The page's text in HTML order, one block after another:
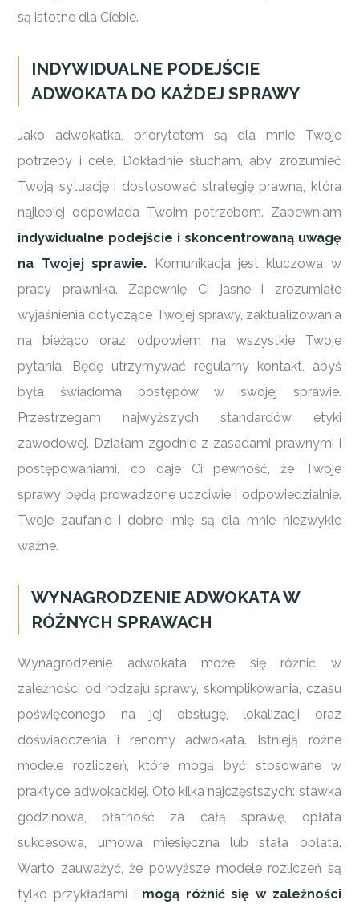
są istotne dla Ciebie.
INDYWIDUALNE PODEJŚCIE
ADWOKATA DO KAŻDEJ SPRAWY
Jako adwokatka, priorytetem są dla mnie Twoje
potrzeby i cele. Dokładnie słucham, aby zrozumieć
Twoją sytuację i dostosować strategię prawną, która
najlepiej odpowiada Twoim potrzebom. Zapewniam
indywidualne podejście i skoncentrowaną uwagę
na Twojej sprawie. Komunikacja jest kluczowa w
pracy prawnika. Zapewnię Ci jasne i zrozumiałe
wyjaśnienia dotyczące Twojej sprawy, zaktualizowania
na bieżąco oraz odpowiem na wszystkie Twoje
pytania. Będę utrzymywać regularny kontakt, abyś
była świadoma postępów w swojej sprawie.
Przestrzegam najwyższych standardów etyki
zawodowej. Działam zgodnie z zasadami prawnymi i
postępowaniami, co daje Ci pewność, że Twoje
sprawy będą prowadzone uczciwie i odpowiedzialnie.
Twoje zaufanie i dobre imię są dla mnie niezwykle
ważne.
WYNAGRODZENIE ADWOKATA W
RÓŻNYCH SPRAWACH
Wynagrodzenie adwokata może się różnić w
zależności od rodzaju sprawy, skomplikowania, czasu
poświęconego na jej obsługę, lokalizacji oraz
doświadczenia i renomy adwokata. Istnieją różne
modele rozliczeń, które mogą być stosowane w
praktyce adwokackiej. Oto kilka najczęstszych: stawka
godzinowa, płatność za całą sprawę, opłata
sukcesowa, umowa miesięczna lub stała opłata.
Warto zauważyć, że powyższe modele rozliczeń są
tylko przykładami i mogą różnić się w zależności